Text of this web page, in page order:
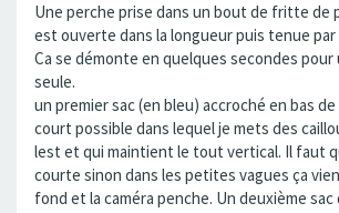
Une perche prise dans un bout de fritte de
est ouverte dans la longueur puis tenue par
Ca se démonte en quelques secondes
seule.
un premier sac (en bleu) accroché en bas
court possible dans lequel je mets des
lest et qui maintient le tout vertical. Il faut
courte sinon dans les petites vagues ça
fond et la caméra penche. Un deuxième